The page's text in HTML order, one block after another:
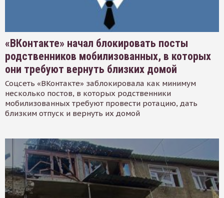
«ВКонтакте» начал блокировать посты
родственников мобилизованных, в которых
они требуют вернуть близких домой
Соцсеть «ВКонтакте» заблокировала как минимум
несколько постов, в которых родственники
мобилизованных требуют провести ротацию, дать
близким отпуск и вернуть их домой